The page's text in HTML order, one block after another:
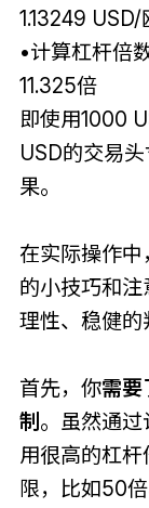
1.13249
•计算杠杆倍
11.325倍
即使用1000
USD的交易
果。
在实际操作
的小技巧和
理性、稳健的
首先，你需要
制。虽然通
用很高的杠
限，比如50